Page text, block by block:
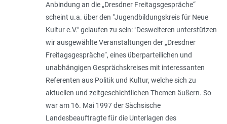
Anbindung an die „Dresdner Freitagsgespräche“
scheint u.a. über den "Jugendbildungskreis für Neue
Kultur e.V." gelaufen zu sein: "Desweiteren unterstützen
wir ausgewählte Veranstaltungen der „Dresdner
Freitagsgespräche“, eines überparteilichen und
unabhängigen Gesprächskreises mit interessanten
Referenten aus Politik und Kultur, welche sich zu
aktuellen und zeitgeschichtlichen Themen äußern. So
war am 16. Mai 1997 der Sächsische
Landesbeauftragte für die Unterlagen des